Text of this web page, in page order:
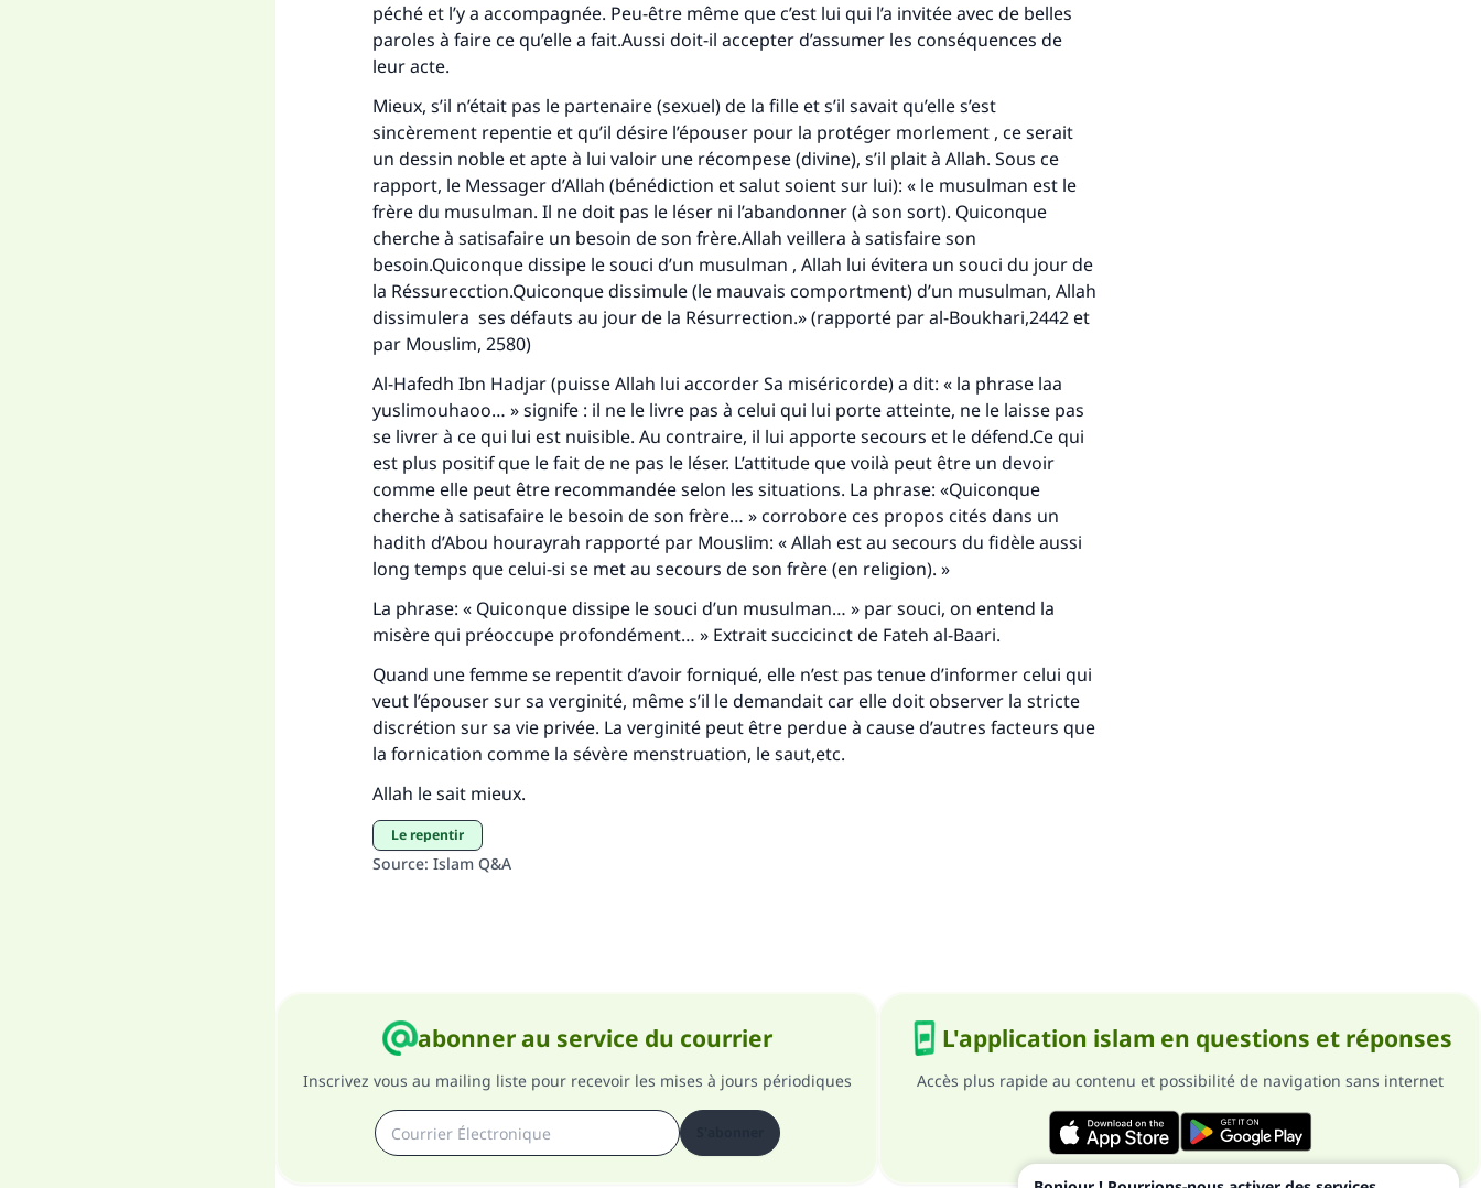
péché et l’y a accompagnée. Peu-être même que c’est lui qui l’a invitée avec de belles
paroles à faire ce qu’elle a fait.Aussi doit-il accepter d’assumer les conséquences de
leur acte.
Mieux, s’il n’était pas le partenaire (sexuel) de la fille et s’il savait qu’elle s’est
sincèrement repentie et qu’il désire l’épouser pour la protéger morlement , ce serait
un dessin noble et apte à lui valoir une récompese (divine), s’il plait à Allah. Sous ce
rapport, le Messager d’Allah (bénédiction et salut soient sur lui): « le musulman est le
frère du musulman. Il ne doit pas le léser ni l’abandonner (à son sort). Quiconque
cherche à satisafaire un besoin de son frère.Allah veillera à satisfaire son
besoin.Quiconque dissipe le souci d’un musulman , Allah lui évitera un souci du jour de
la Réssurecction.Quiconque dissimule (le mauvais comportment) d’un musulman, Allah
dissimulera ses défauts au jour de la Résurrection.» (rapporté par al-Boukhari,2442 et
par Mouslim, 2580)
Al-Hafedh Ibn Hadjar (puisse Allah lui accorder Sa miséricorde) a dit: « la phrase laa
yuslimouhaoo… » signife : il ne le livre pas à celui qui lui porte atteinte, ne le laisse pas
se livrer à ce qui lui est nuisible. Au contraire, il lui apporte secours et le défend.Ce qui
est plus positif que le fait de ne pas le léser. L’attitude que voilà peut être un devoir
comme elle peut être recommandée selon les situations. La phrase: «Quiconque
cherche à satisafaire le besoin de son frère… » corrobore ces propos cités dans un
hadith d’Abou hourayrah rapporté par Mouslim: « Allah est au secours du fidèle aussi
long temps que celui-si se met au secours de son frère (en religion). »
La phrase: « Quiconque dissipe le souci d’un musulman… » par souci, on entend la
misère qui préoccupe profondément… » Extrait succicinct de Fateh al-Baari.
Quand une femme se repentit d’avoir forniqué, elle n’est pas tenue d’informer celui qui
veut l’épouser sur sa verginité, même s’il le demandait car elle doit observer la stricte
discrétion sur sa vie privée. La verginité peut être perdue à cause d’autres facteurs que
la fornication comme la sévère menstruation, le saut,etc.
Allah le sait mieux.
le repentir
Source: Islam Q&A
abonner au service du courrier
Inscrivez vous au mailing liste pour recevoir les mises à jours périodiques
L'application islam en questions et réponses
Accès plus rapide au contenu et possibilité de navigation sans internet
Le Messager d'Allah (Paix sur lui) a dit:
"Celui qui indique une bonne action obtient la même récompense
(MOUSLIM 1893)
Soutenez IslamQA